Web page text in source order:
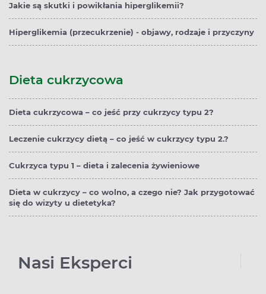
Jakie są skutki i powikłania hiperglikemii?
Hiperglikemia (przecukrzenie) - objawy, rodzaje i przyczyny
Dieta cukrzycowa
Dieta cukrzycowa – co jeść przy cukrzycy typu 2?
Leczenie cukrzycy dietą – co jeść w cukrzycy typu 2.?
Cukrzyca typu 1 – dieta i zalecenia żywieniowe
Dieta w cukrzycy – co wolno, a czego nie? Jak przygotować
się do wizyty u dietetyka?
Nasi Eksperci